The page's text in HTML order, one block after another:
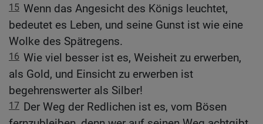
15 Wenn das Angesicht des Königs leuchtet,
bedeutet es Leben, und seine Gunst ist wie eine
Wolke des Spätregens.
16 Wie viel besser ist es, Weisheit zu erwerben,
als Gold, und Einsicht zu erwerben ist
begehrenswerter als Silber!
17 Der Weg der Redlichen ist es, vom Bösen